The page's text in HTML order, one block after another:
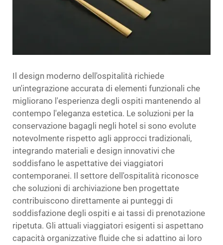
Il design moderno dell'ospitalità richiede
un'integrazione accurata di elementi funzionali che
migliorano l'esperienza degli ospiti mantenendo al
contempo l'eleganza estetica. Le soluzioni per la
conservazione bagagli negli hotel si sono evolute
notevolmente rispetto agli approcci tradizionali,
integrando materiali e design innovativi che
soddisfano le aspettative dei viaggiatori
contemporanei. Il settore dell'ospitalità riconosce
che soluzioni di archiviazione ben progettate
contribuiscono direttamente ai punteggi di
soddisfazione degli ospiti e ai tassi di prenotazione
ripetuta. Gli attuali viaggiatori esigenti si aspettano
capacità organizzative fluide che si adattino ai loro